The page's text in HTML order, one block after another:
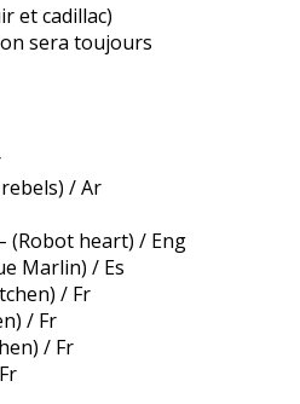
et cadillac)
sera toujours
/ Ar
(Robot heart) / Eng
Marlin) / Es
/ Fr
/ Fr
/ Fr